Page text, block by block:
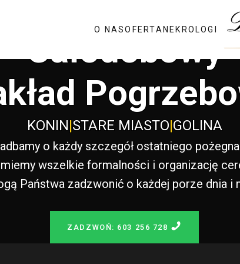
O NASOFERTANEKROLOGI
Całodobowy
KONIN|STARE MIASTO|GOLINA
o każdy szczegół ostatniego
wszelkie formalności i organizację
Państwa zadzwonić o każdej porze dnia i
ZADZWOŃ: 603 256 728